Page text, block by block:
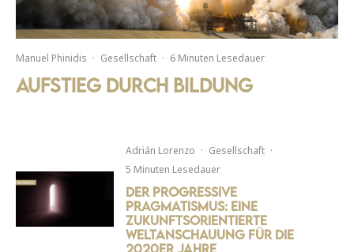
Manuel Phinidis · Gesellschaft · 6 Minuten Lesedauer
Aufstieg durch Bildung
Adrián Lorenzo · Gesellschaft ·
5 Minuten Lesedauer
Der progressive
Pragmatismus: Eine
zukunftsorientierte
Weltanschauung für die
2020er Jahre